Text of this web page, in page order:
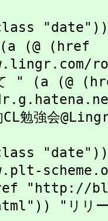
(a (@ (href
" (a (@
CL勉強会
"http://
"リリ